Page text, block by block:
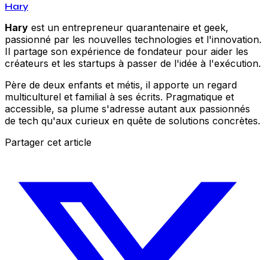
Hary
Hary est un entrepreneur quarantenaire et geek,
passionné par les nouvelles technologies et l'innovation.
Il partage son expérience de fondateur pour aider les
créateurs et les startups à passer de l'idée à l'exécution.
Père de deux enfants et métis, il apporte un regard
multiculturel et familial à ses écrits. Pragmatique et
accessible, sa plume s'adresse autant aux passionnés
de tech qu'aux curieux en quête de solutions concrètes.
Partager cet article